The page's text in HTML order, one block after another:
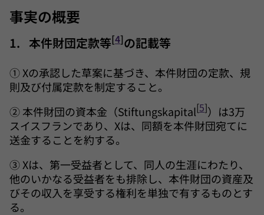
事実の概要
1. 本件財団定款等[4]の記載等
① Xの承認した草案に基づき、本件財団の定款、規
則及び付属定款を制定すること。
② 本件財団の資本金（Stiftungskapital[5]）は3万
スイスフランであり、Xは、同額を本件財団宛てに
送金することを約する。
③ Xは、第一受益者として、同人の生涯にわたり、
他のいかなる受益者をも排除し、本件財団の資産及
びその収入を享受する権利を単独で有するものとす
る。